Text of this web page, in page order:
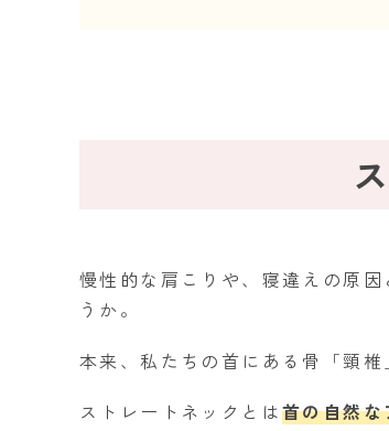
慢性的な肩こりや、寝違えの原因
うか。
本来、私たちの首にある骨「頸
ストレートネックとは首の自然